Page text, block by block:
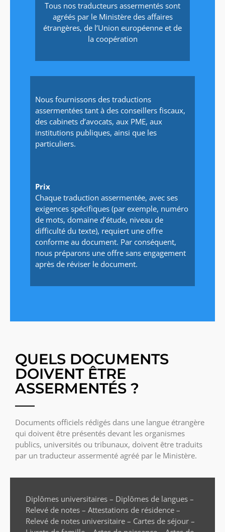
Tous nos traducteurs assermentés sont
agréés par le Ministère des affaires
étrangères, de l’Union européenne et de
la coopération
Nous fournissons des traductions
assermentées tant à des conseillers fiscaux,
des cabinets d’avocats, aux PME, aux
institutions publiques, ainsi que les
particuliers.
Prix
Chaque traduction assermentée, avec ses
exigences spécifiques (par exemple, numéro
de mots, domaine d’étude, niveau de
difficulté du texte), requiert une offre
conforme au document. Par conséquent,
nous préparons une offre sans engagement
après de réviser le document.
QUELS DOCUMENTS
DOIVENT ÊTRE
ASSERMENTÉS ?
Documents officiels rédigés dans une langue étrangère
qui doivent être présentés devant les organismes
publics, universités ou tribunaux, doivent être traduits
par un traducteur assermenté agréé par le Ministère.
Diplômes universitaires – Diplômes de langues –
Relevé de notes – Attestations de résidence –
Relevé de notes universitaire – Cartes de séjour –